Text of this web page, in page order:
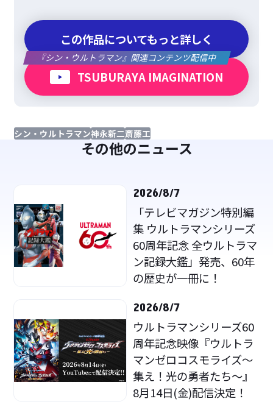
この作品についてもっと詳しく
『シン・ウルトラマン』関連コンテンツ配信中
TSUBURAYA IMAGINATION
シン・ウルトラマン神永新二斎藤工
その他のニュース
2026/8/7
「テレビマガジン特別編
集 ウルトラマンシリーズ
60周年記念 全ウルトラマ
ン記録大鑑」発売、60年
の歴史が一冊に！
2026/8/7
ウルトラマンシリーズ60
周年記念映像『ウルトラ
マンゼロコスモライズ～
集え！光の勇者たち～』
8月14日(金)配信決定！